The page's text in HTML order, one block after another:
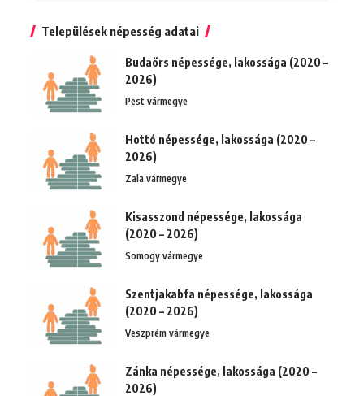
Települések népesség adatai
Budaörs népessége, lakossága (2020 –
2026)
Pest vármegye
Hottó népessége, lakossága (2020 –
2026)
Zala vármegye
Kisasszond népessége, lakossága
(2020 – 2026)
Somogy vármegye
Szentjakabfa népessége, lakossága
(2020 – 2026)
Veszprém vármegye
Zánka népessége, lakossága (2020 –
2026)